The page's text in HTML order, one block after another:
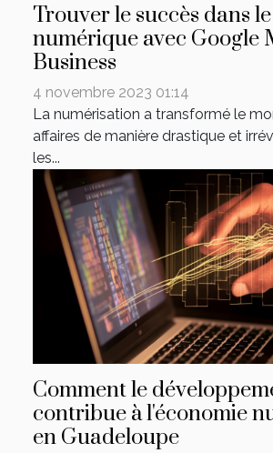
Trouver le succès dans
numérique avec Google
Business
4 novembre 2023 01:14
La numérisation a transformé le
affaires de manière drastique et
les...
Comment le
contribue à l'économie
en Guadeloupe